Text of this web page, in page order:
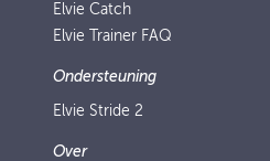
Elvie Catch
Elvie Trainer FAQ
Ondersteuning
Elvie Stride 2
Over